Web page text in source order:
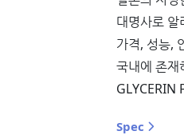
대명사로
가격, 성능,
국내에 존재
GLYCERIN
Spec